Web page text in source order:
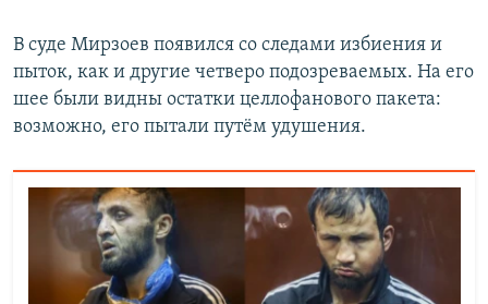
В суде Мирзоев появился со следами избиения и
пыток, как и другие четверо подозреваемых. На его
шее были видны остатки целлофанового пакета:
возможно, его пытали путём удушения.